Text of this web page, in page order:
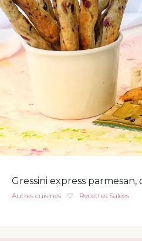
Gressini express parmesan,
Autres cuisines ♡ Recettes Salées